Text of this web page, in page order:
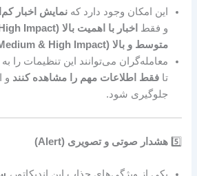
این امکان وجود دارد کهنمایش اخبار
و فقط اخبار با اهمیت بالا (High Impact)
متوسط و بالا (Medium & High Impact)
معامله‌گران می‌توانند این تنظیمات را
تافقط اطلاعات مهم را مشاهده کنند و
جلوگیری شود.
5️⃣ هشدار صوتی و تصویری (Alert)